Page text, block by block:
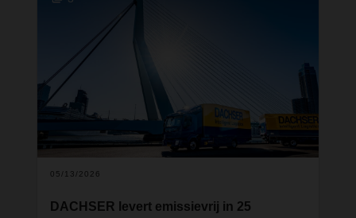
planningsafdeling, maar ook bij het laden van
directe zendingen bij klanten. Met een doordacht
beveiligingsconcept en regelmatige trainingen
zorgt DACHSER voor een stevige bescherming en
waakzaamheid tegen diefstal.
05/13/2026
DACHSER levert emissievrij in 25